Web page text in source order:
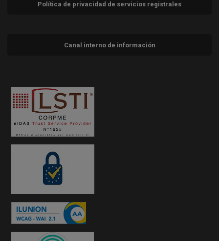
Política de privacidad de servicios registrales
Canal interno de información